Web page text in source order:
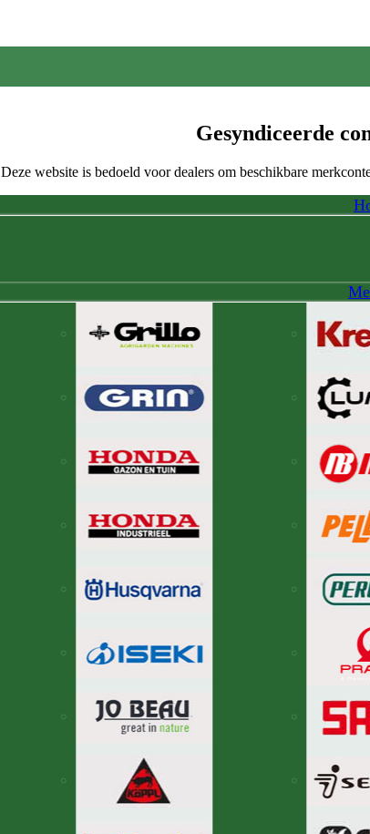
Gesyndiceerde
Deze website is bedoeld voor dealers om beschikbare